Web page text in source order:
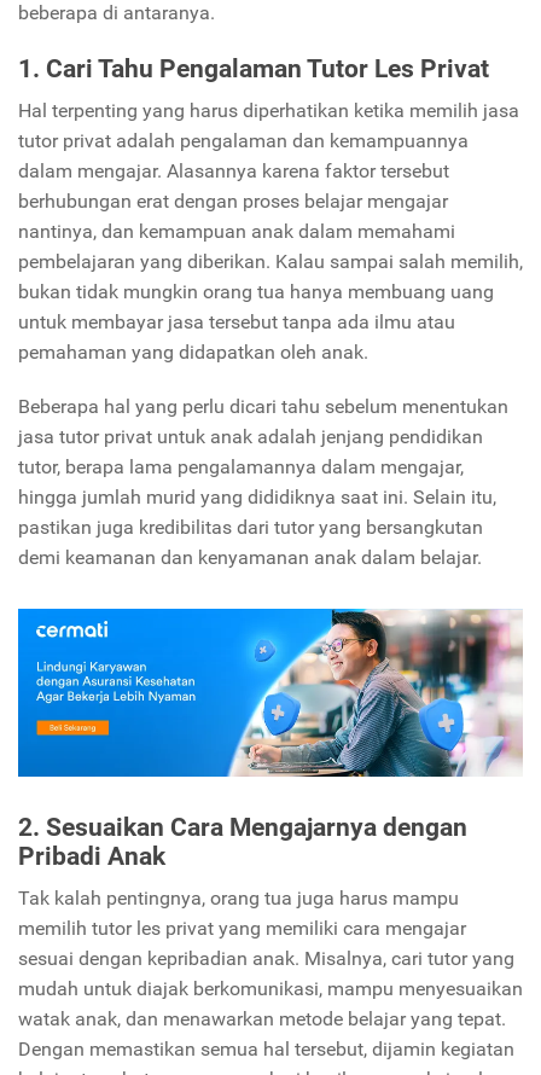
beberapa di antaranya.
1. Cari Tahu Pengalaman Tutor Les Privat
Hal terpenting yang harus diperhatikan ketika memilih jasa
tutor privat adalah pengalaman dan kemampuannya
dalam mengajar. Alasannya karena faktor tersebut
berhubungan erat dengan proses belajar mengajar
nantinya, dan kemampuan anak dalam memahami
pembelajaran yang diberikan. Kalau sampai salah memilih,
bukan tidak mungkin orang tua hanya membuang uang
untuk membayar jasa tersebut tanpa ada ilmu atau
pemahaman yang didapatkan oleh anak.
Beberapa hal yang perlu dicari tahu sebelum menentukan
jasa tutor privat untuk anak adalah jenjang pendidikan
tutor, berapa lama pengalamannya dalam mengajar,
hingga jumlah murid yang dididiknya saat ini. Selain itu,
pastikan juga kredibilitas dari tutor yang bersangkutan
demi keamanan dan kenyamanan anak dalam belajar.
2. Sesuaikan Cara Mengajarnya dengan
Pribadi Anak
Tak kalah pentingnya, orang tua juga harus mampu
memilih tutor les privat yang memiliki cara mengajar
sesuai dengan kepribadian anak. Misalnya, cari tutor yang
mudah untuk diajak berkomunikasi, mampu menyesuaikan
watak anak, dan menawarkan metode belajar yang tepat.
Dengan memastikan semua hal tersebut, dijamin kegiatan